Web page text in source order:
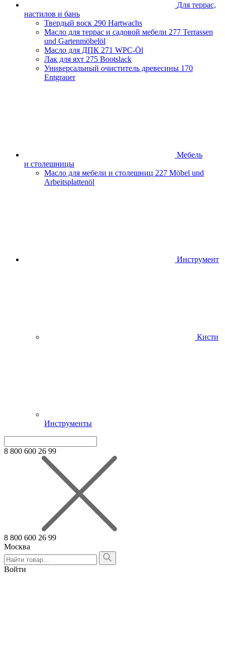
Для террас,
настилов и бань
Твердый воск 290 Hartwachs
Масло для террас и садовой мебели 277 Terrassen
und Gartenmöbelöl
Масло для ДПК 271 WPC-Öl
Лак для яхт 275 Bootslack
Универсальный очиститель древесины 170
Entgrauer
Мебель
и столешницы
Масло для мебели и столешниц 227 Möbel und
Arbeitsplattenöl
Инструмент
Кисти
Инструменты
8 800 600 26 99
8 800 600 26 99
Москва
Алтайский край
Армения
Белгородская область
Войти